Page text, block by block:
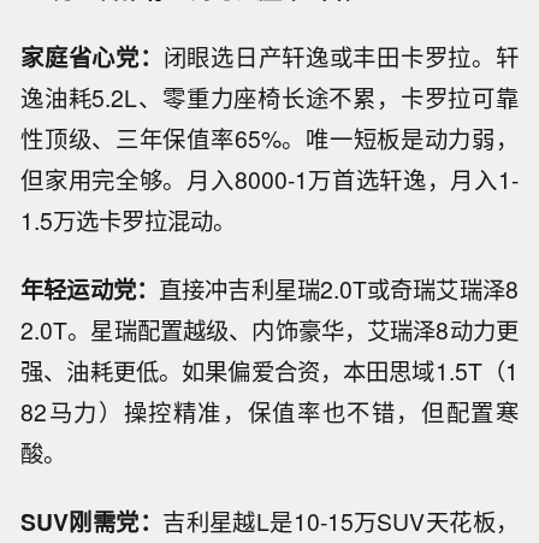
家庭省心党： 闭眼选日产轩逸或丰田卡罗拉。轩
逸油耗5.2L、零重力座椅长途不累，卡罗拉可靠
性顶级、三年保值率65%。唯一短板是动力弱，
但家用完全够。月入8000-1万首选轩逸，月入1-
1.5万选卡罗拉混动。
年轻运动党： 直接冲吉利星瑞2.0T或奇瑞艾瑞泽8
2.0T。星瑞配置越级、内饰豪华，艾瑞泽8动力更
强、油耗更低。如果偏爱合资，本田思域1.5T（1
82马力）操控精准，保值率也不错，但配置寒
酸。
SUV刚需党： 吉利星越L是10-15万SUV天花板，